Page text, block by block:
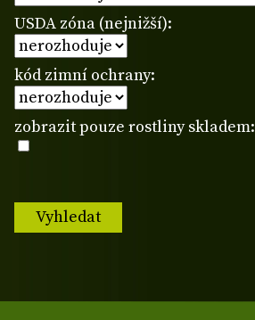
USDA zóna (nejnižší):
kód zimní ochrany:
zobrazit pouze rostliny skladem: